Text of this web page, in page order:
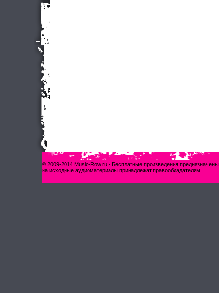
© 2009-2014 Music-Row.ru - Бесплатные произведения
на исходные аудиоматериалы принадлежат правообладателям.